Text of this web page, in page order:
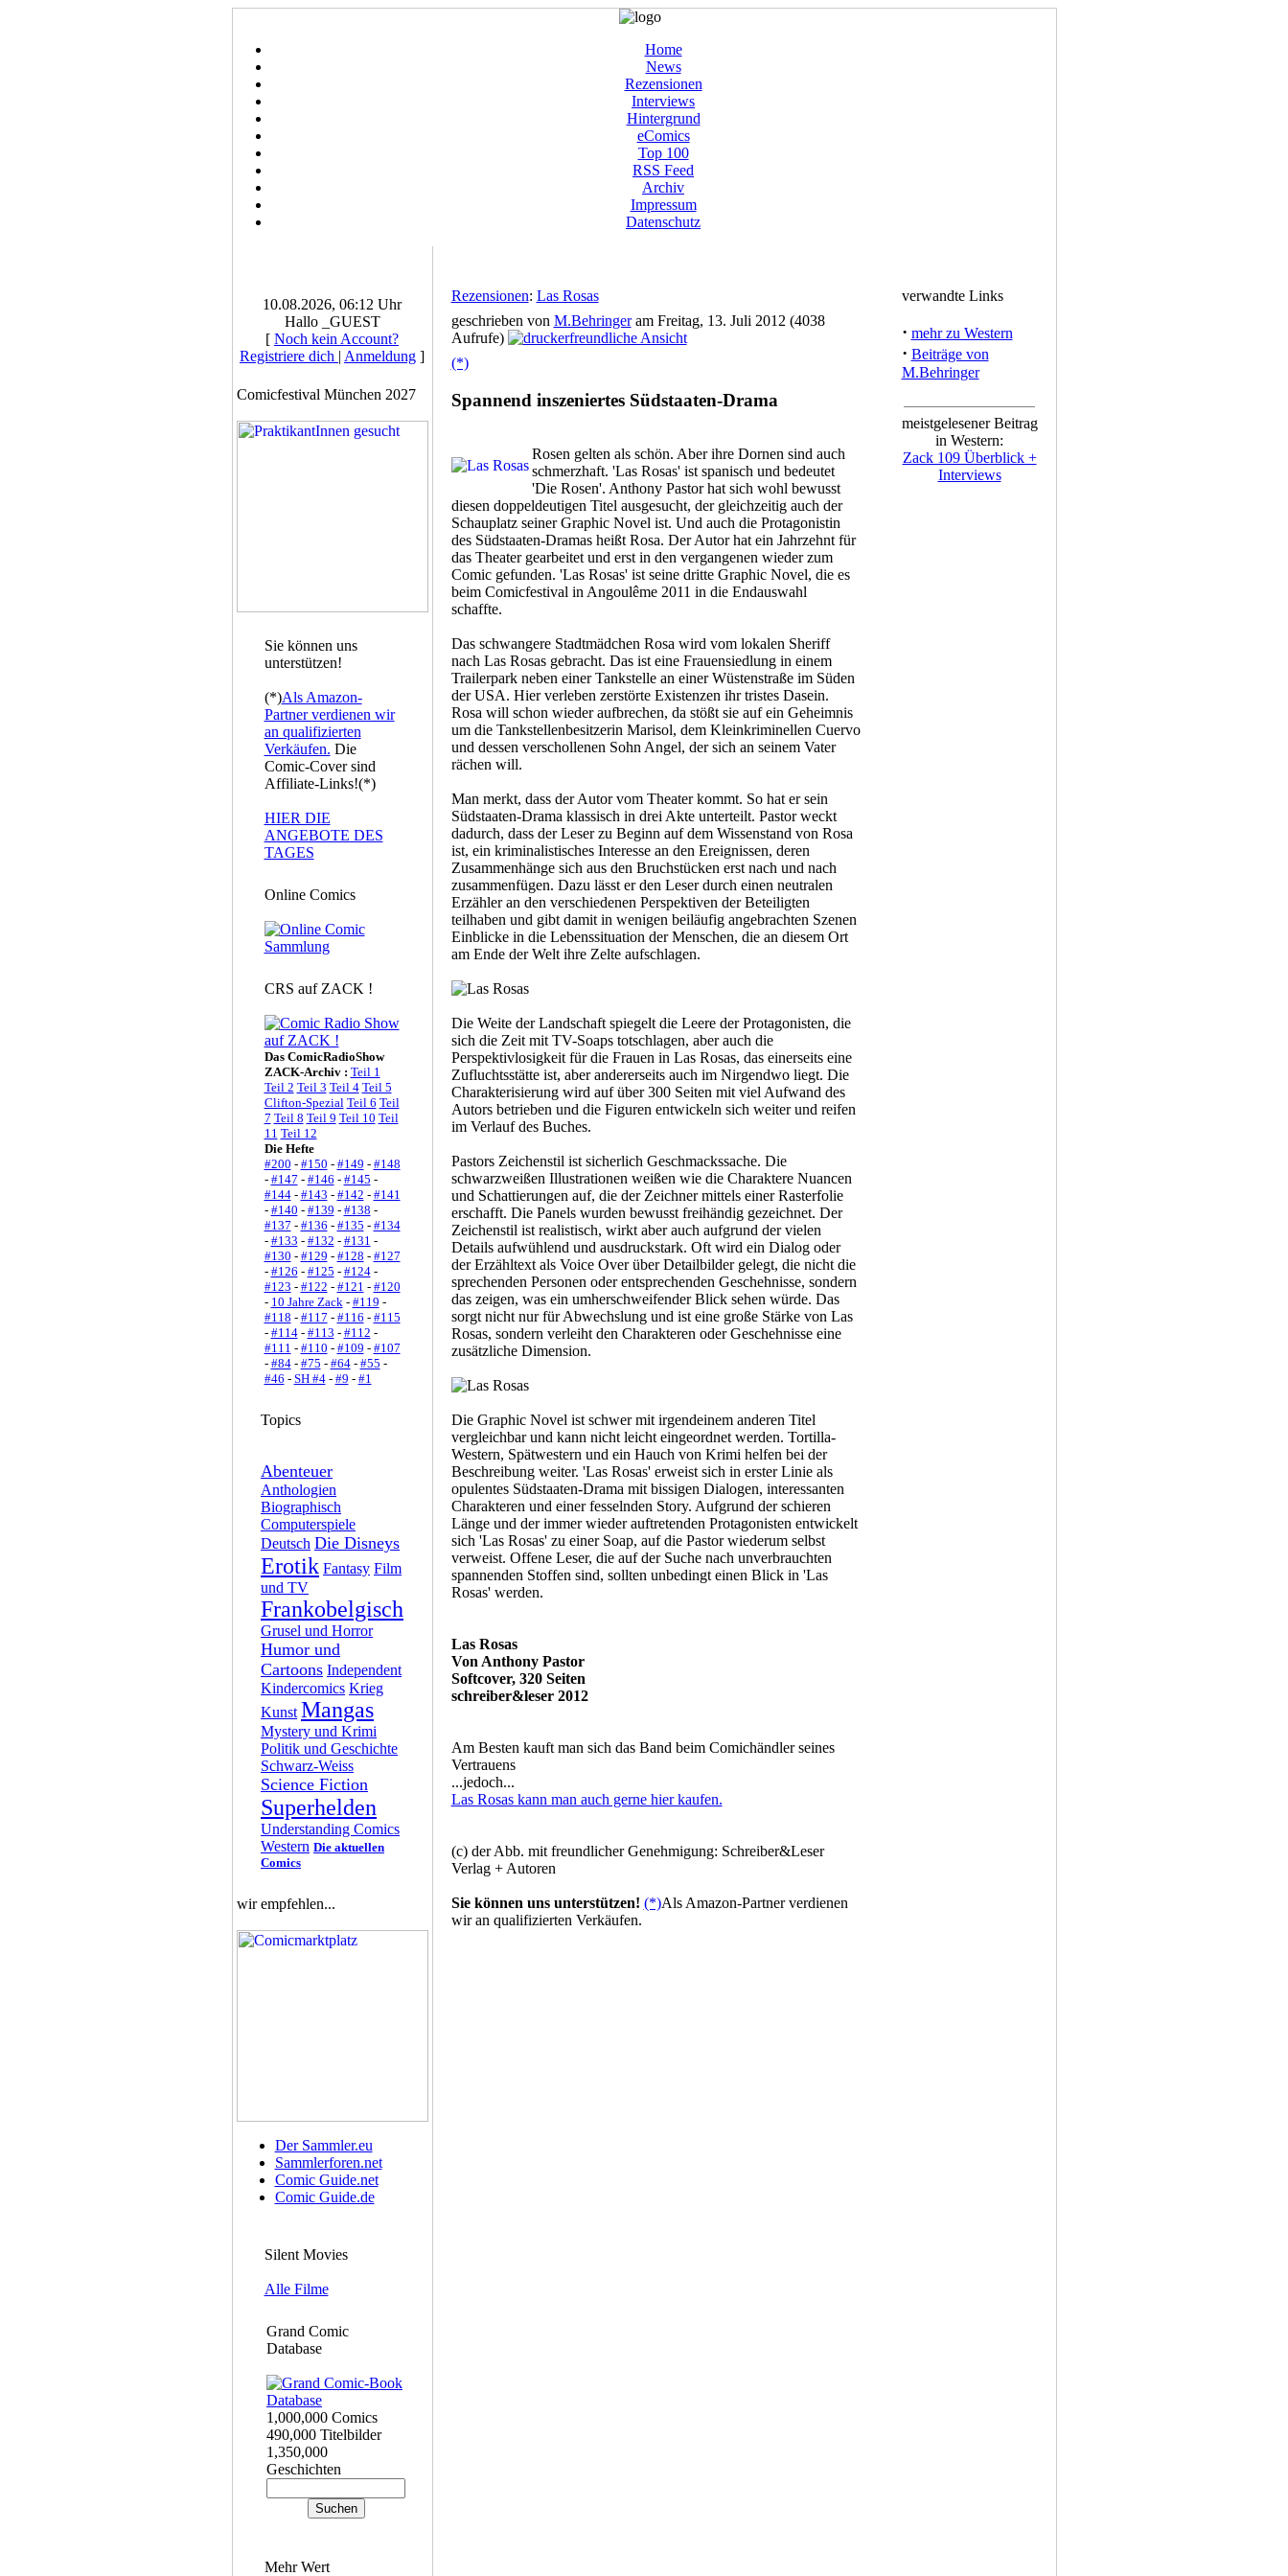
Home
News
Rezensionen
Interviews
Hintergrund
eComics
Top 100
RSS Feed
Archiv
Impressum
Datenschutz
10.08.2026, 06:12 Uhr
Hallo _GUEST
[ Noch kein Account?
Registriere dich | Anmeldung ]
Comicfestival München 2027
Sie können uns
unterstützen!
(*)Als Amazon-
Partner verdienen wir
an qualifizierten
Verkäufen. Die
Comic-Cover sind
Affiliate-Links!(*)
HIER DIE
ANGEBOTE DES
TAGES
Online Comics
CRS auf ZACK !
Das ComicRadioShow
ZACK-Archiv : Teil 1
Teil 2 Teil 3 Teil 4 Teil 5
Clifton-Spezial Teil 6 Teil
7 Teil 8 Teil 9 Teil 10 Teil
11 Teil 12
Die Hefte
#200 - #150 - #149 - #148
- #147 - #146 - #145 -
#144- #143 - #142 - #141
- #140 - #139 - #138 -
#137 - #136 - #135 - #134
- #133 - #132 - #131 -
#130 - #129 - #128 - #127
- #126 - #125 - #124-
#123 - #122 - #121 - #120
- 10 Jahre Zack- #119 -
#118 - #117 - #116 - #115
- #114- #113 - #112 -
#111 - #110 - #109 - #107
- #84- #75 - #64- #55 -
#46 - SH #4- #9 - #1
Topics
Abenteuer
Anthologien
Biographisch
Computerspiele
Deutsch Die Disneys
Erotik Fantasy Film
und TV
Frankobelgisch
Grusel und Horror
Humor und
Cartoons Independent
Kindercomics Krieg
Kunst Mangas
Mystery und Krimi
Politik und Geschichte
Schwarz-Weiss
Science Fiction
Superhelden
Understanding Comics
Western Die aktuellen
Comics
wir empfehlen...
Der Sammler.eu
Sammlerforen.net
Comic Guide.net
Comic Guide.de
Silent Movies
Alle Filme
Grand Comic
Database
1,000,000 Comics
490,000 Titelbilder
1,350,000
Geschichten
Mehr Wert
Rezensionen: Las Rosas
geschrieben von M.Behringeram Freitag, 13. Juli 2012 (4038
Aufrufe)
(*)
Spannend inszeniertes Südstaaten-Drama
Rosen gelten als schön. Aber ihre Dornen sind auch
schmerzhaft. 'Las Rosas' ist spanisch und bedeutet
'Die Rosen'. Anthony Pastor hat sich wohl bewusst
diesen doppeldeutigen Titel ausgesucht, der gleichzeitig auch der
Schauplatz seiner Graphic Novel ist. Und auch die Protagonistin
des Südstaaten-Dramas heißt Rosa. Der Autor hat ein Jahrzehnt für
das Theater gearbeitet und erst in den vergangenen wieder zum
Comic gefunden. 'Las Rosas' ist seine dritte Graphic Novel, die es
beim Comicfestival in Angoulême 2011 in die Endauswahl
schaffte.
Das schwangere Stadtmädchen Rosa wird vom lokalen Sheriff
nach Las Rosas gebracht. Das ist eine Frauensiedlung in einem
Trailerpark neben einer Tankstelle an einer Wüstenstraße im Süden
der USA. Hier verleben zerstörte Existenzen ihr tristes Dasein.
Rosa will schon wieder aufbrechen, da stößt sie auf ein Geheimnis
um die Tankstellenbesitzerin Marisol, dem Kleinkriminellen Cuervo
und dessen verschollenen Sohn Angel, der sich an seinem Vater
rächen will.
Man merkt, dass der Autor vom Theater kommt. So hat er sein
Südstaaten-Drama klassisch in drei Akte unterteilt. Pastor weckt
dadurch, dass der Leser zu Beginn auf dem Wissenstand von Rosa
ist, ein kriminalistisches Interesse an den Ereignissen, deren
Zusammenhänge sich aus den Bruchstücken erst nach und nach
zusammenfügen. Dazu lässt er den Leser durch einen neutralen
Erzähler an den verschiedenen Perspektiven der Beteiligten
teilhaben und gibt damit in wenigen beiläufig angebrachten Szenen
Einblicke in die Lebenssituation der Menschen, die an diesem Ort
am Ende der Welt ihre Zelte aufschlagen.
Die Weite der Landschaft spiegelt die Leere der Protagonisten, die
sich die Zeit mit TV-Soaps totschlagen, aber auch die
Perspektivlosigkeit für die Frauen in Las Rosas, das einerseits eine
Zufluchtsstätte ist, aber andererseits auch im Nirgendwo liegt. Die
Charakterisierung wird auf über 300 Seiten mit viel Aufwand des
Autors betrieben und die Figuren entwickeln sich weiter und reifen
im Verlauf des Buches.
Pastors Zeichenstil ist sicherlich Geschmackssache. Die
schwarzweißen Illustrationen weißen wie die Charaktere Nuancen
und Schattierungen auf, die der Zeichner mittels einer Rasterfolie
erschafft. Die Panels wurden bewusst freihändig gezeichnet. Der
Zeichenstil ist realistisch, wirkt aber auch aufgrund der vielen
Details aufwühlend und ausdruckstark. Oft wird ein Dialog oder
der Erzähltext als Voice Over über Detailbilder gelegt, die nicht die
sprechenden Personen oder entsprechenden Geschehnisse, sondern
das zeigen, was ein umherschweifender Blick sehen würde. Das
sorgt nicht nur für Abwechslung und ist eine große Stärke von Las
Rosas, sondern verleiht den Charakteren oder Geschehnisse eine
zusätzliche Dimension.
Die Graphic Novel ist schwer mit irgendeinem anderen Titel
vergleichbar und kann nicht leicht eingeordnet werden. Tortilla-
Western, Spätwestern und ein Hauch von Krimi helfen bei der
Beschreibung weiter. 'Las Rosas' erweist sich in erster Linie als
opulentes Südstaaten-Drama mit bissigen Dialogen, interessanten
Charakteren und einer fesselnden Story. Aufgrund der schieren
Länge und der immer wieder auftretenden Protagonisten entwickelt
sich 'Las Rosas' zu einer Soap, auf die Pastor wiederum selbst
verweist. Offene Leser, die auf der Suche nach unverbrauchten
spannenden Stoffen sind, sollten unbedingt einen Blick in 'Las
Rosas' werden.
Las Rosas
Von Anthony Pastor
Softcover, 320 Seiten
schreiber&leser 2012
Am Besten kauft man sich das Band beim Comichändler seines
Vertrauens
...jedoch...
Las Rosas kann man auch gerne hier kaufen.
(c) der Abb. mit freundlicher Genehmigung: Schreiber&Leser
Verlag + Autoren
Sie können uns unterstützen! (*)Als Amazon-Partner verdienen
wir an qualifizierten Verkäufen.
verwandte Links
· mehr zu Western
· Beiträge von
M.Behringer
meistgelesener Beitrag
in Western:
Zack 109 Überblick +
Interviews